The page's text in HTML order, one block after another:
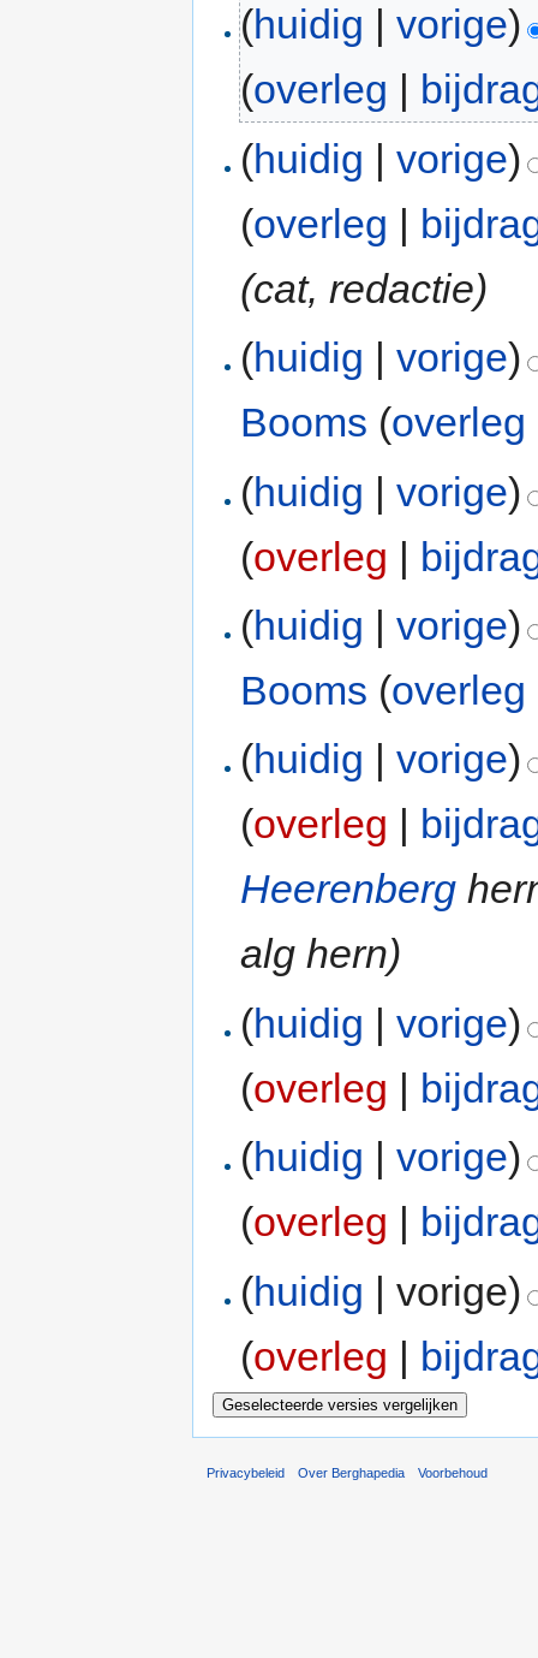
(huidig |vorige)
(overleg
(huidig |vorige)
(overleg |
(cat, redactie)
(huidig |vorige)
Booms (overleg
(huidig |vorige)
(overleg |
(huidig |vorige)
Booms (overleg
(huidig |vorige)
(overleg
Heerenberg
alg hern)
(huidig |vorige)
(overleg |
(huidig |vorige)
(overleg |
(huidig | vorige)
(overleg |
Privacybeleid Over Berghapedia Voorbehoud